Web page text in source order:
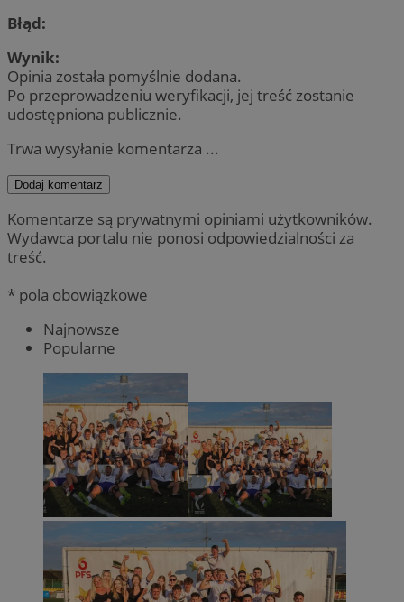
Błąd:
Wynik:
Opinia została pomyślnie dodana.
Po przeprowadzeniu weryfikacji, jej treść zostanie
udostępniona publicznie.
Trwa wysyłanie komentarza ...
Dodaj komentarz
Komentarze są prywatnymi opiniami użytkowników.
Wydawca portalu nie ponosi odpowiedzialności za
treść.
* pola obowiązkowe
Najnowsze
Popularne